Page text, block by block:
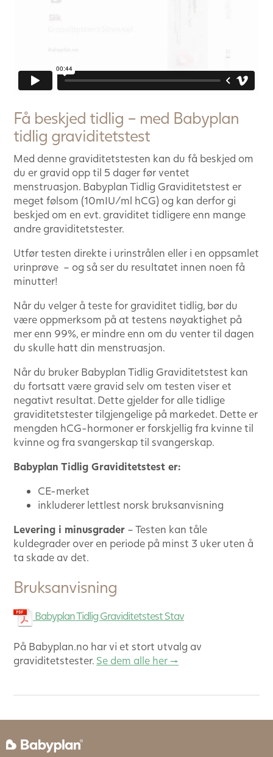
Få beskjed tidlig – med Babyplan
tidlig graviditetstest
Med denne graviditetstesten kan du få beskjed om
du er gravid opp til 5 dager før ventet
menstruasjon. Babyplan Tidlig Graviditetstest er
meget følsom (10mIU/ml hCG) og kan derfor gi
beskjed om en evt. graviditet tidligere enn mange
andre graviditetstester.
Utfør testen direkte i urinstrålen eller i en oppsamlet
urinprøve – og så ser du resultatet innen noen få
minutter!
Når du velger å teste for graviditet tidlig, bør du
være oppmerksom på at testens nøyaktighet på
mer enn 99%, er mindre enn om du venter til dagen
du skulle hatt din menstruasjon.
Når du bruker Babyplan Tidlig Graviditetstest kan
du fortsatt være gravid selv om testen viser et
negativt resultat. Dette gjelder for alle tidlige
graviditetstester tilgjengelige på markedet. Dette er
mengden hCG-hormoner er forskjellig fra kvinne til
kvinne og fra svangerskap til svangerskap.
Babyplan Tidlig Graviditetstest er:
CE-merket
inkluderer lettlest norsk bruksanvisning
Levering i minusgrader – Testen kan tåle
kuldegrader over en periode på minst 3 uker uten å
ta skade av det.
Bruksanvisning
Babyplan Tidlig Graviditetstest Stav
På Babyplan.no har vi et stort utvalg av
graviditetstester. Se dem alle her →